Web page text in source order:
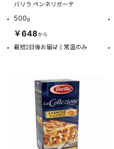
バリラ ペンネリガーテ
500g
￥648から
最短2日後お届け 常温のみ